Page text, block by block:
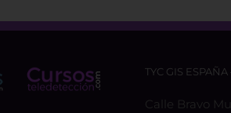
TYC GIS
Calle Bravo